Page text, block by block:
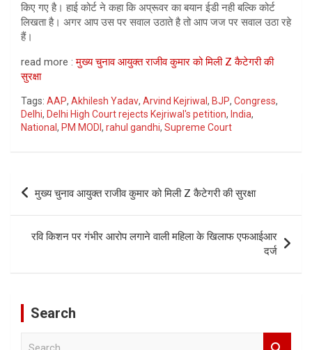
किए गए है। हाई कोर्ट ने कहा कि अप्रूवर का बयान ईडी नही बल्कि कोर्ट
लिखता है। अगर आप उस पर सवाल उठाते है तो आप जज पर सवाल उठा रहे
हैं।
read more :मुख्य चुनाव आयुक्त राजीव कुमार को मिली Z कैटेगरी की
सुरक्षा
Tags: AAP, Akhilesh Yadav, Arvind Kejriwal , BJP, Congress,
Delhi, Delhi High Court rejects Kejriwal's petition, India,
National , PM MODI , rahul gandhi, Supreme Court
Post
navigation
मुख्य चुनाव आयुक्त राजीव कुमार को मिली Z कैटेगरी की सुरक्षा
रवि किशन पर गंभीर आरोप लगाने वाली महिला के खिलाफ एफआईआर
दर्ज
Search